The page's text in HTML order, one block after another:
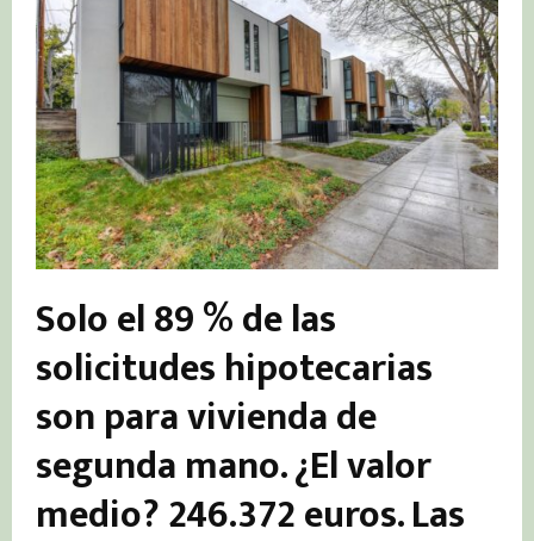
Solo el 89 % de las
solicitudes hipotecarias
son para vivienda de
segunda mano. ¿El valor
medio? 246.372 euros. Las